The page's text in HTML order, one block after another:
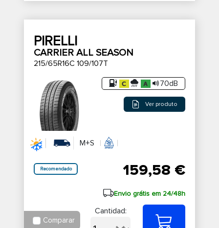
PIRELLI
CARRIER ALL SEASON
215/65R16C 109/107T
70dB
Ver produto
M+S
Recomendado 159,58 €
Envio grátis em 24/48h
Comparar
Cantidad: